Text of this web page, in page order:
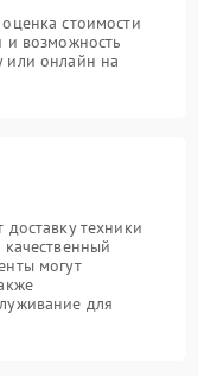
стоимости
и возможность
или онлайн на
техники
могут
для